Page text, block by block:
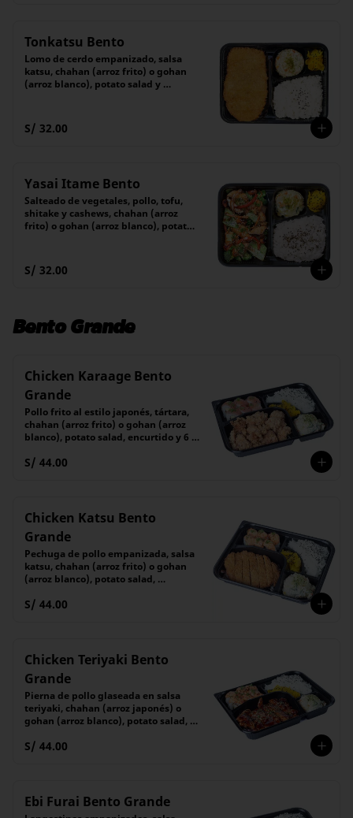
Tonkatsu Bento
Lomo de cerdo empanizado, salsa
katsu, chahan (arroz frito) o gohan
(arroz blanco), potato salad y
S/ 32.00
Yasai Itame Bento
Salteado de vegetales, pollo, tofu,
shitake y cashews, chahan (arroz
frito) o gohan (arroz blanco), potato
S/ 32.00
Bento Grande
Chicken Karaage Bento
Grande
Pollo frito al estilo japonés, tártara,
chahan (arroz frito) o gohan (arroz
blanco), potato salad, encurtido y 6
S/ 44.00
Chicken Katsu Bento
Grande
Pechuga de pollo empanizada, salsa
katsu, chahan (arroz frito) o gohan
(arroz blanco), potato salad,
S/ 44.00
Chicken Teriyaki Bento
Grande
Pierna de pollo glaseada en salsa
teriyaki, chahan (arroz japonés) o
gohan (arroz blanco), potato salad,
S/ 44.00
Ebi Furai Bento Grande